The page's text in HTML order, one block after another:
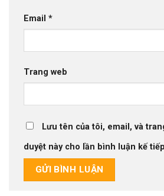
Email *
Trang web
Lưu tên của tôi, email, và
duyệt này cho lần bình luận kế